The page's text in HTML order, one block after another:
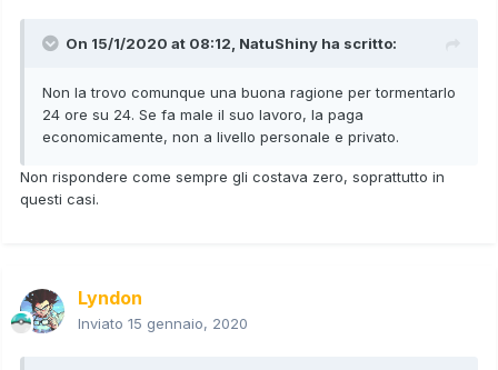
On 15/1/2020 at 08:12, NatuShiny ha scritto:
Non la trovo comunque una buona ragione per tormentarlo
24 ore su 24. Se fa male il suo lavoro, la paga
economicamente, non a livello personale e privato.
Non rispondere come sempre gli costava zero, soprattutto in
questi casi.
Lyndon
Inviato 15 gennaio, 2020